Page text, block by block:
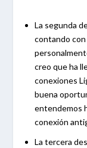
La segunda
contando con
creo que ha
conexiones
buena
entendemos
conexión
La tercera